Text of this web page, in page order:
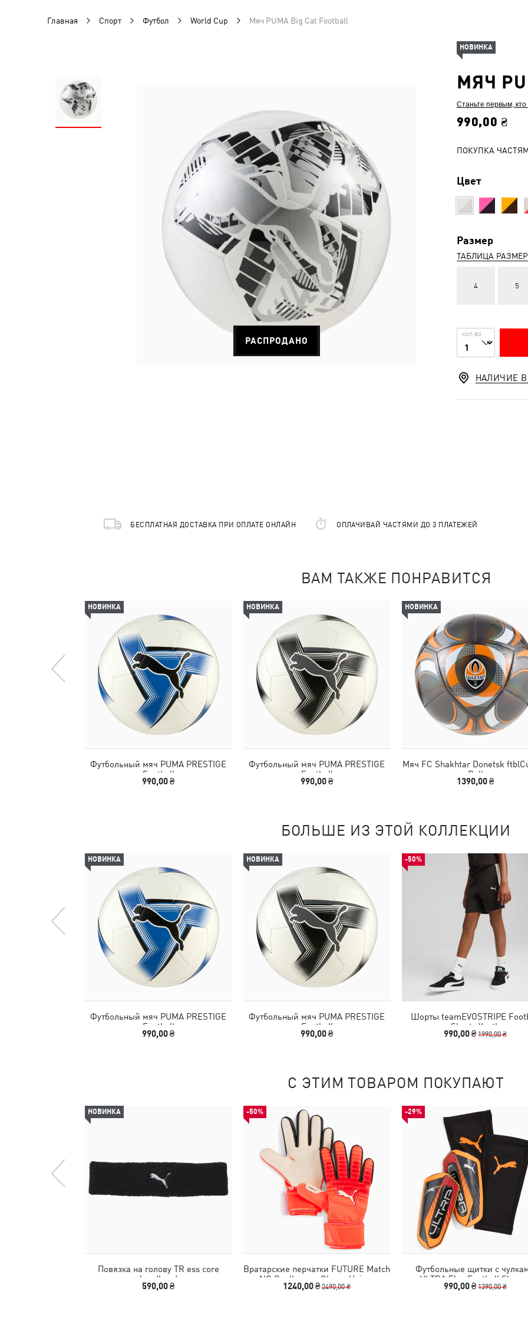
Главная Спорт Футбол World Cup Мяч PUMA Big Cat Football
РАСПРОДАНО
МЯЧ
Станьте первым,
990,00 ₴
ПОКУПКА
Цвет
Размер
ТАБЛИЦА
4 5
КОЛ-ВО
НОВИНКА
НАЛИЧИЕ
БЕСПЛАТНАЯ ДОСТАВКА ПРИ ОПЛАТЕ ОНЛАЙН ОПЛАЧИВАЙ ЧАСТЯМИ ДО 3 ПЛАТЕЖЕЙ
ВАМ ТАКЖЕ ПОНРАВИТСЯ
НОВИНКА
Футбольный мяч PUMA PRESTIGE
Football
990,00 ₴
НОВИНКА
Футбольный мяч PUMA PRESTIGE
Football
990,00 ₴
НОВИНКА
Мяч FC Shakhtar Donetsk
Ball
1390,00 ₴
БОЛЬШЕ ИЗ ЭТОЙ КОЛЛЕКЦИИ
НОВИНКА
Футбольный мяч PUMA PRESTIGE
Football
990,00 ₴
НОВИНКА
Футбольный мяч PUMA PRESTIGE
Football
990,00 ₴
-50%
Шорты teamEVOSTRIPE
Shorts Youth
990,00 ₴1990,00 ₴
С ЭТИМ ТОВАРОМ ПОКУПАЮТ
НОВИНКА
Повязка на голову TR ess core
headband
590,00 ₴
-50%
Вратарские перчатки FUTURE Match
NC Goalkeeper Gloves Unisex
1240,00 ₴2490,00 ₴
-29%
Футбольные щитки с
ULTRA Flex Football Sleeves
Shinguards
990,00 ₴1390,00 ₴